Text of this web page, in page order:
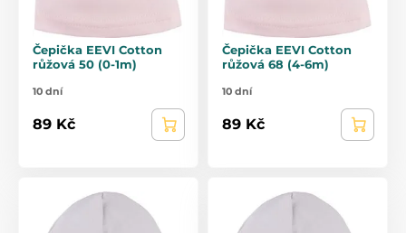
Čepička EEVI Cotton
růžová 50 (0-1m)
10 dní
89 Kč
Čepička EEVI Cotton
růžová 68 (4-6m)
10 dní
89 Kč